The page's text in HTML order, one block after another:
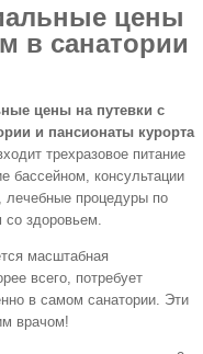
цены
в санатории
цены на путевки с
и пансионаты курорта
трехразовое питание
бассейном, консультации
лечебные процедуры по
здоровьем.
масштабная
всего, потребует
в самом санатории. Эти
врачом!